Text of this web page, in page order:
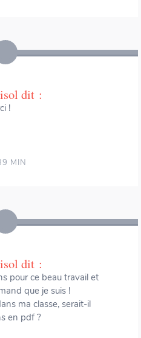
dit :
!
MIN
dit :
pour ce beau travail et
que je suis !
ma classe, serait-il
en pdf ?